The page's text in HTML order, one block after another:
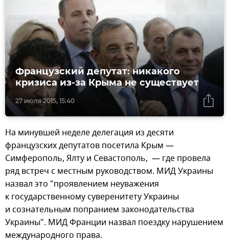
27 июля 2015, 15:40
Французский депутат: никакого
кризиса из-за Крыма не существует
На минувшей неделе делегация из десяти
французских депутатов посетила Крым —
Симферополь, Ялту и Севастополь, — где провела
ряд встреч с местным руководством. МИД Украины
назвал это "проявлением неуважения
к государственному суверенитету Украины
и сознательным попранием законодательства
Украины". МИД Франции назвал поездку нарушением
международного права.